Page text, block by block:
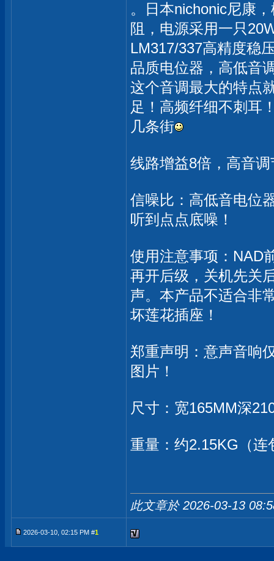
。日本nichonic尼康
阻，电源采用一只
LM317/337高精度稳
品质电位器，高低音
这个音调最大的特点
足！高频纤细不刺耳
几条街
线路增益8倍，高音
信噪比：高低音电位
听到点点底噪！
使用注意事项：NAD
再开后级，关机先关
声。本产品不适合非
坏莲花插座！
郑重声明：意声音响
图片！
尺寸：宽165MM深
重量：约2.15KG（连
此文章於 2026-03-13
2026-03-10, 02:15 PM #1